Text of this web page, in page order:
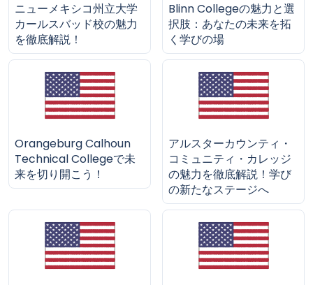
ニューメキシコ州立大学
カールスバッド校の魅力
を徹底解説！
Blinn Collegeの魅力と選
択肢：あなたの未来を拓
く学びの場
Orangeburg Calhoun
Technical Collegeで未
来を切り開こう！
アルスターカウンティ・
コミュニティ・カレッジ
の魅力を徹底解説！学び
の新たなステージへ